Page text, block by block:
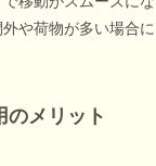
や荷物が多い場合
のメリット